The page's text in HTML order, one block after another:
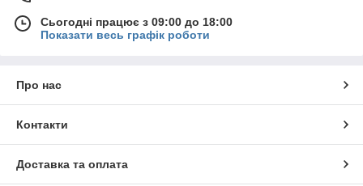
Сьогодні працює з 09:00 до 18:00
Показати весь графік роботи
Про нас
Контакти
Доставка та оплата